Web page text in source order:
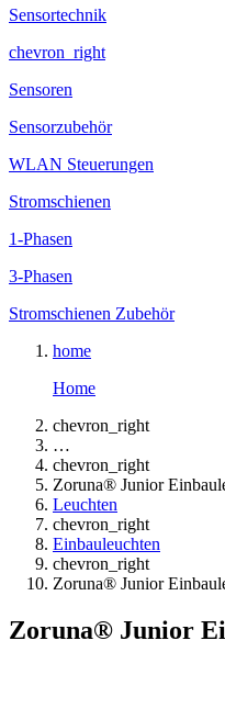
Sensortechnik
chevron_right
Sensoren
Sensorzubehör
WLAN Steuerungen
Stromschienen
1-Phasen
3-Phasen
Stromschienen Zubehör
home
Home
chevron_right
…
chevron_right
Zoruna® Junior
Leuchten
chevron_right
Einbauleuchten
chevron_right
Zoruna® Junior
Zoruna® Junior